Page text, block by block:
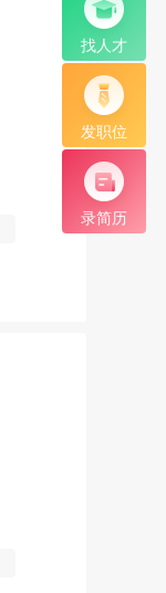
找人才
发职位
录简历